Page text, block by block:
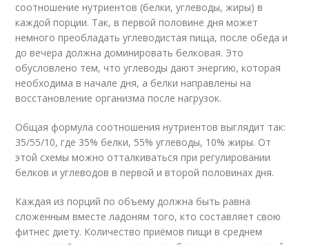
соотношение нутриентов (белки, углеводы, жиры) в
каждой порции. Так, в первой половине дня может
немного преобладать углеводистая пища, после обеда и
до вечера должна доминировать белковая. Это
обусловлено тем, что углеводы дают энергию, которая
необходима в начале дня, а белки направлены на
восстановление организма после нагрузок.
Общая формула соотношения нутриентов выглядит так:
35/55/10, где 35% белки, 55% углеводы, 10% жиры. От
этой схемы можно отталкиваться при регулировании
белков и углеводов в первой и второй половинах дня.
Каждая из порций по объему должна быть равна
сложенным вместе ладоням того, кто составляет свою
фитнес диету. Количество приёмов пищи в среднем